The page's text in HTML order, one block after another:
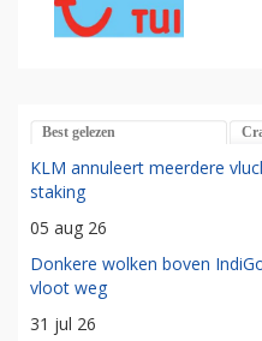
Best gelezen
KLM annuleert meerdere
staking
05 aug 26
Donkere wolken boven
vloot weg
31 jul 26